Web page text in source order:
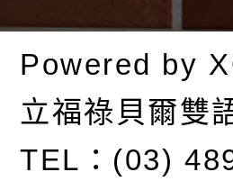
Powered by
立福祿貝爾雙
TEL：(03)